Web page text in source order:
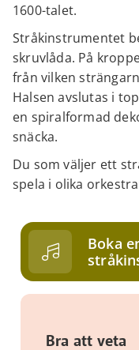
1600-talet.
Stråkinstrumentet
skruvlåda. På
från vilken
Halsen avslutas i
en spiralformad
snäcka.
Du som väljer ett
spela i olika
Boka
Bra att veta